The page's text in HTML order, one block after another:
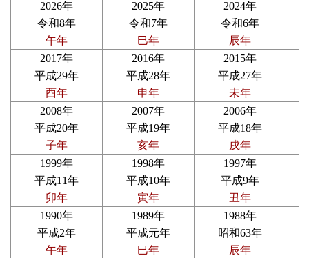
2026年
令和8年
午年
2025年
令和7年
巳年
2024年
令和6年
辰年
2017年
平成29年
酉年
2016年
平成28年
申年
2015年
平成27年
未年
2008年
平成20年
子年
2007年
平成19年
亥年
2006年
平成18年
戌年
1999年
平成11年
卯年
1998年
平成10年
寅年
1997年
平成9年
丑年
1990年
平成2年
午年
1989年
平成元年
巳年
1988年
昭和63年
辰年